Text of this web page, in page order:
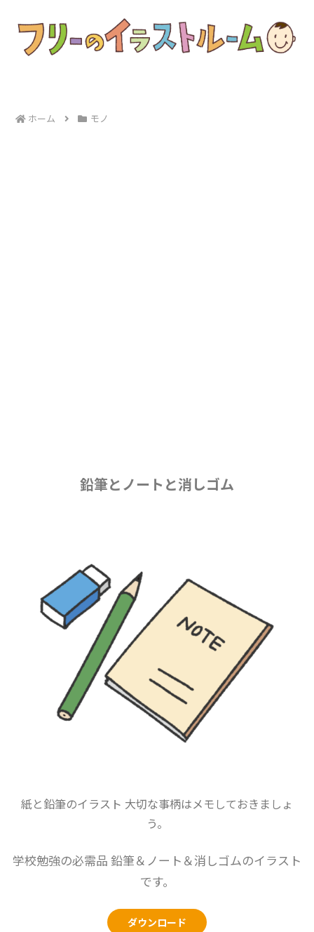
ホーム モノ
鉛筆とノートと消しゴム
紙と鉛筆のイラスト 大切な事柄はメモしておきましょ
う。
学校勉強の必需品 鉛筆＆ノート＆消しゴムのイラスト
です。
ダウンロード